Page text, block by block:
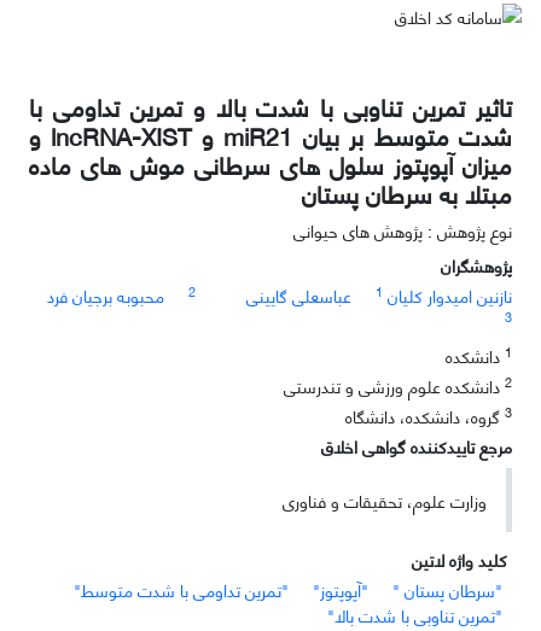
تاثیر تمرین تناوبی با شدت بالا و تمرین تداومی با
شدت متوسط بر بیان miR21 و lncRNA-XIST و
میزان آپوپتوز سلول های سرطانی موش های ماده
مبتلا به سرطان پستان
نوع پژوهش : پژوهش های حیوانی
پژوهشگران
نازنین امیدوار کلیان 1 عباسعلی گایینی 2 محبوبه برجیان فرد
3
1 دانشکده
2 دانشکده علوم ورزشی و تندرستی
3 گروه، دانشکده، دانشگاه
مرجع تاییدکننده گواهی اخلاق
وزارت علوم، تحقیقات و فناوری
کلید واژه لاتین
"سرطان پستان "
"آپوپتوز"
"تمرین تداومی با شدت متوسط"
"تمرین تناوبی با شدت بالا"